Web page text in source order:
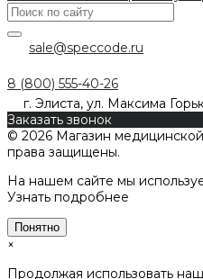
sale@speccode.ru
8 (800) 555-40-26
г. Элиста, ул. Максима
Заказать звонок
© 2026 Магазин
права защищены.
На нашем сайте мы
Узнать подробнее
Понятно
×
Продолжая использовать